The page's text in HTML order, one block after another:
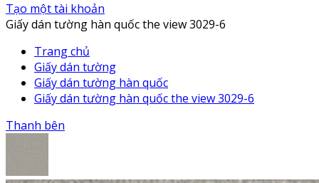
Tạo một tài khoản
Giấy dán tường hàn quốc the view 3029-6
Trang chủ
Giấy dán tường
Giấy dán tường hàn quốc
Giấy dán tường hàn quốc the view 3029-6
Thanh bên